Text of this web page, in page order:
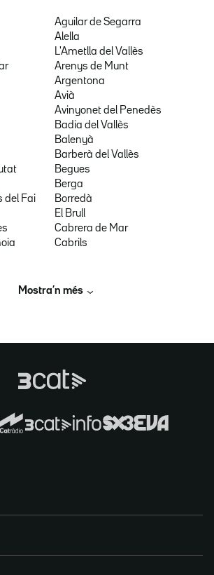
Aguilar de Segarra
Alella
L'Ametlla del Vallès
Arenys de Munt
Argentona
Avià
Avinyonet del Penedès
Badia del Vallès
Balenyà
Barberà del Vallès
Begues
Berga
del Fai
Borredà
El Brull
Cabrera de Mar
Cabrils
Mostra’n més